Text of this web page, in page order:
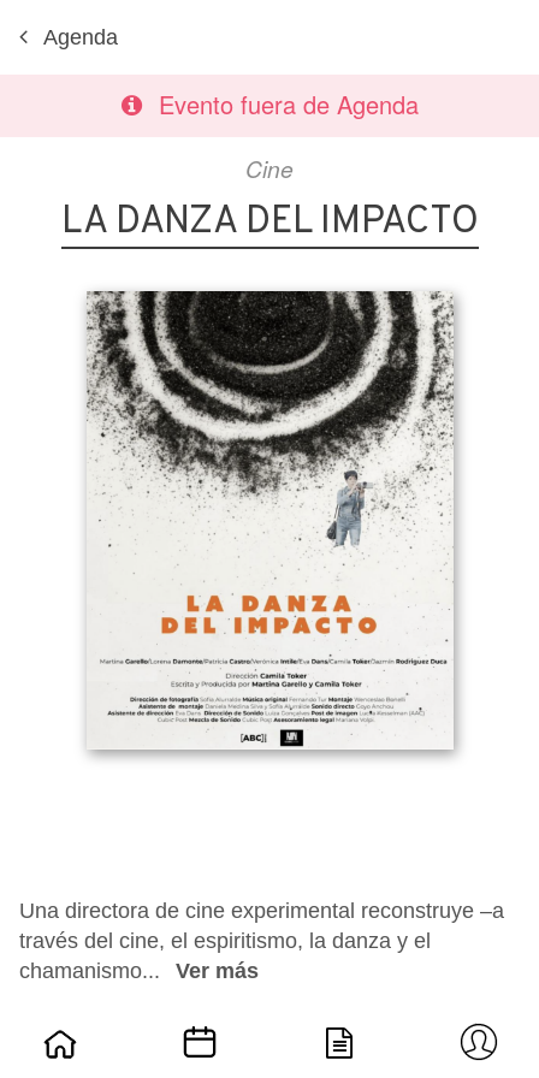
Agenda
Evento fuera de Agenda
Cine
LA DANZA DEL IMPACTO
Una directora de cine experimental reconstruye –a
través del cine, el espiritismo, la danza y el
chamanismo...
Ver más